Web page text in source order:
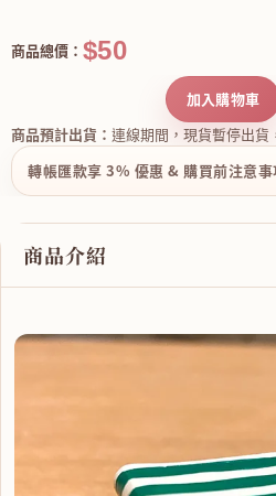
商品總價： $50
商品預計出貨： 連線期間，現貨暫停出貨
加入購物車
轉帳匯款享 3% 優惠 & 購買前注意事
商品介紹